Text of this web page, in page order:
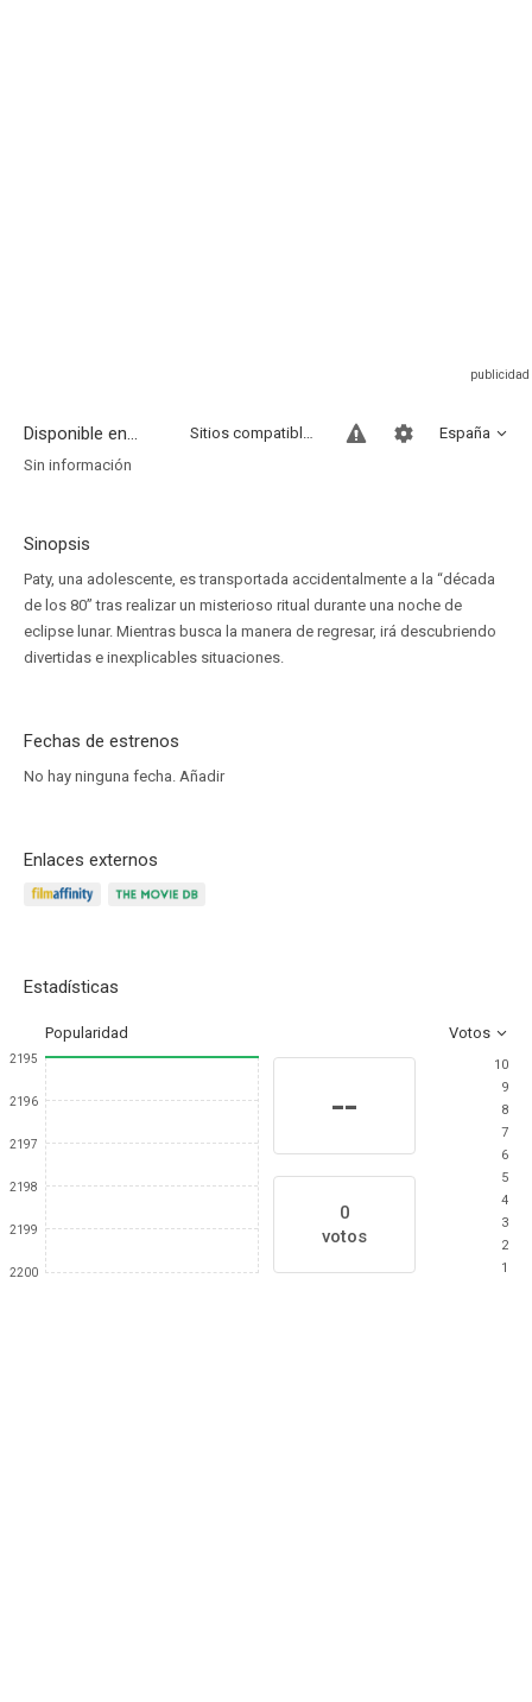
Disponible en... España
Sitios compatibles
Sin información
Sinopsis
Paty, una adolescente, es transportada accidentalmente a la “década
de los 80” tras realizar un misterioso ritual durante una noche de
eclipse lunar. Mientras busca la manera de regresar, irá descubriendo
divertidas e inexplicables situaciones.
Fechas de estrenos
No hay ninguna fecha. Añadir
Enlaces externos
Estadísticas
Popularidad Votos
2195
2196
2197
2198
2199
2200
--
0
votos
10
9
8
7
6
5
4
3
2
1